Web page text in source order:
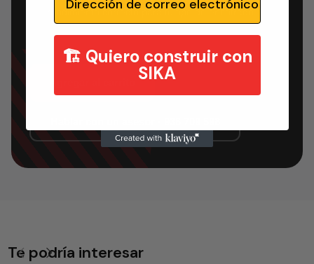
Te podría interesar
🏗️ Quiero construir con
SIKA